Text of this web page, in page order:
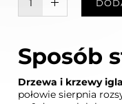
W KOSZYKU
Sposób
Drzewa i krzewy
połowie sierpnia